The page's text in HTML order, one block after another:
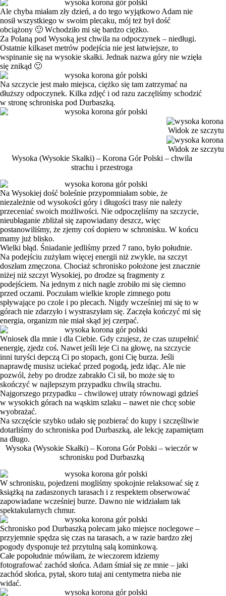
Ale chyba miałam zły dzień, a do tego wyjątkowo Adam nie
nosił wszystkiego w swoim plecaku, mój też był dość
obciążony 🙂 Wchodziło mi się bardzo ciężko.
Za Polaną pod Wysoką jest chwila na odpoczynek – niedługi.
Ostatnie kilkaset metrów podejścia nie jest łatwiejsze, to
wspinanie się na wysokie skałki. Jednak nazwa góry nie wzięła
się znikąd 🙂
Na szczycie jest mało miejsca, ciężko się tam zatrzymać na
dłuższy odpoczynek. Kilka zdjęć i od razu zaczęliśmy schodzić
w stronę schroniska pod Durbaszką.
Widok ze
Widok ze
Wysoka (Wysokie Skałki) – Korona Gór Polski – chwila
strachu i przestroga
Na Wysokiej dość boleśnie przypomniałam sobie, że
niezależnie od wysokości góry i długości trasy nie należy
przeceniać swoich możliwości. Nie odpoczęliśmy na szczycie,
nieubłaganie zbliżał się zapowiadany deszcz, więc
postanowiliśmy, że zjemy coś dopiero w schronisku. W końcu
mamy już blisko.
Wielki błąd. Śniadanie jedliśmy przed 7 rano, było południe.
Na podejściu zużyłam więcej energii niż zwykle, na szczyt
doszłam zmęczona. Chociaż schronisko położone jest znacznie
niżej niż szczyt Wysokiej, po drodze są fragmenty z
podejściem. Na jednym z nich nagle zrobiło mi się ciemno
przed oczami. Poczułam wielkie krople zimnego potu
spływające po czole i po plecach. Nigdy wcześniej mi się to w
górach nie zdarzyło i wystraszyłam się. Zaczęła kończyć mi się
energia, organizm nie miał skąd jej czerpać.
Wniosek dla mnie i dla Ciebie. Gdy czujesz, że czas uzupełnić
energię, zjedz coś. Nawet jeśli leje Ci na głowę, na szczycie
inni turyści depczą Ci po stopach, goni Cię burza. Jeśli
naprawdę musisz uciekać przed pogodą, jedz idąc. Ale nie
pozwól, żeby po drodze zabrakło Ci sił, bo może się to
skończyć w najlepszym przypadku chwilą strachu.
Najgorszego przypadku – chwilowej utraty równowagi gdzieś
w wysokich górach na wąskim szlaku – nawet nie chcę sobie
wyobrażać.
Na szczęście szybko udało się pozbierać do kupy i szczęśliwie
dotarliśmy do schroniska pod Durbaszką, ale lekcję zapamiętam
na długo.
Wysoka (Wysokie Skałki) – Korona Gór Polski – wieczór w
schronisku pod Durbaszką
W schronisku, pojedzeni mogliśmy spokojnie relaksować się z
książką na zadaszonych tarasach i z respektem obserwować
zapowiadane wcześniej burze. Dawno nie widziałam tak
spektakularnych chmur.
Schronisko pod Durbaszką polecam jako miejsce noclegowe –
przyjemnie spędza się czas na tarasach, a w razie bardzo złej
pogody dysponuje też przytulną salą kominkową.
Całe popołudnie mówiłam, że wieczorem idziemy
fotografować zachód słońca. Adam śmiał się ze mnie – jaki
zachód słońca, pytał, skoro tutaj ani centymetra nieba nie
widać.